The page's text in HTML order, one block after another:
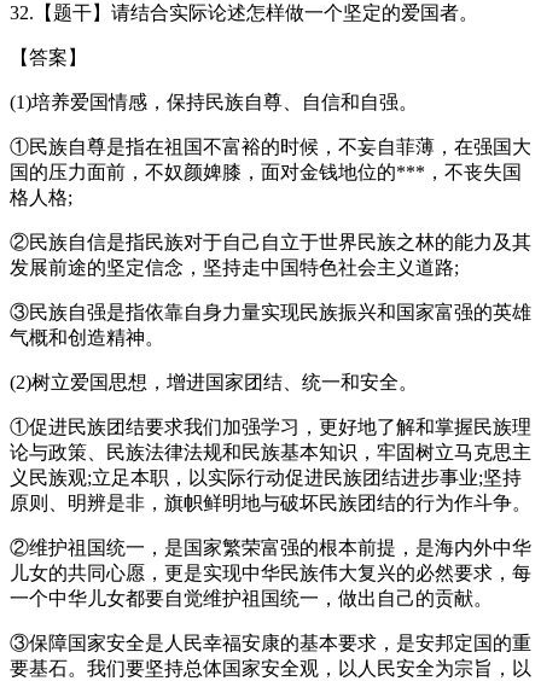
32.【题干】请结合实际论述怎样做一个坚定的爱国者。
【答案】
(1)培养爱国情感，保持民族自尊、自信和自强。
①民族自尊是指在祖国不富裕的时候，不妄自菲薄，在强国大
国的压力面前，不奴颜婢膝，面对金钱地位的***，不丧失国
格人格;
②民族自信是指民族对于自己自立于世界民族之林的能力及其
发展前途的坚定信念，坚持走中国特色社会主义道路;
③民族自强是指依靠自身力量实现民族振兴和国家富强的英雄
气概和创造精神。
(2)树立爱国思想，增进国家团结、统一和安全。
①促进民族团结要求我们加强学习，更好地了解和掌握民族理
论与政策、民族法律法规和民族基本知识，牢固树立马克思主
义民族观;立足本职，以实际行动促进民族团结进步事业;坚持
原则、明辨是非，旗帜鲜明地与破坏民族团结的行为作斗争。
②维护祖国统一，是国家繁荣富强的根本前提，是海内外中华
儿女的共同心愿，更是实现中华民族伟大复兴的必然要求，每
一个中华儿女都要自觉维护祖国统一，做出自己的贡献。
③保障国家安全是人民幸福安康的基本要求，是安邦定国的重
要基石。我们要坚持总体国家安全观，以人民安全为宗旨，以